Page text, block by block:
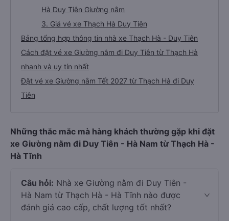
Hà Duy Tiên Giường nằm
3. Giá vé xe Thạch Hà Duy Tiên
Bảng tổng hợp thông tin nhà xe Thạch Hà - Duy Tiên
Cách đặt vé xe Giường nằm đi Duy Tiên từ Thạch Hà
nhanh và uy tín nhất
Đặt vé xe Giường nằm Tết 2027 từ Thạch Hà đi Duy
Tiên
Những thắc mắc mà hàng khách thường gặp khi đặt
xe Giường nằm đi Duy Tiên - Hà Nam từ Thạch Hà -
Hà Tĩnh
Câu hỏi: Nhà xe Giường nằm đi Duy Tiên -
Hà Nam từ Thạch Hà - Hà Tĩnh nào được
đánh giá cao cấp, chất lượng tốt nhất?